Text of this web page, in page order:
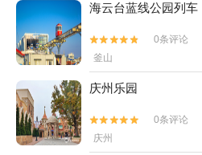
海云台蓝线公园列车


0条评论
釜山
庆州乐园


0条评论
庆州